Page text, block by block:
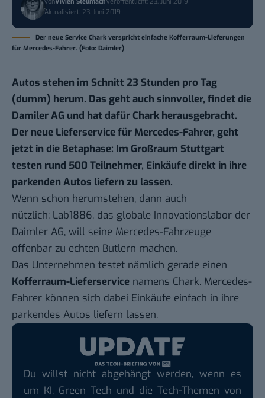
Aktualisiert: 23. Juni 2019
Der neue Service Chark verspricht einfache Kofferraum-Lieferungen
für Mercedes-Fahrer. (Foto: Daimler)
Autos stehen im Schnitt 23 Stunden pro Tag
(dumm) herum. Das geht auch sinnvoller, findet die
Damiler AG und hat dafür Chark herausgebracht.
Der neue Lieferservice für Mercedes-Fahrer, geht
jetzt in die Betaphase: Im Großraum Stuttgart
testen rund 500 Teilnehmer, Einkäufe direkt in ihre
parkenden Autos liefern zu lassen.
Wenn schon herumstehen, dann auch
nützlich: Lab1886, das globale Innovationslabor der
Daimler AG, will seine Mercedes-Fahrzeuge
offenbar zu echten Butlern machen.
Das Unternehmen testet nämlich gerade einen
Kofferraum-Lieferservice namens Chark. Mercedes-
Fahrer können sich dabei Einkäufe einfach in ihre
parkendes Autos liefern lassen.
Du willst nicht abgehängt werden, wenn es
um KI, Green Tech und die Tech-Themen von